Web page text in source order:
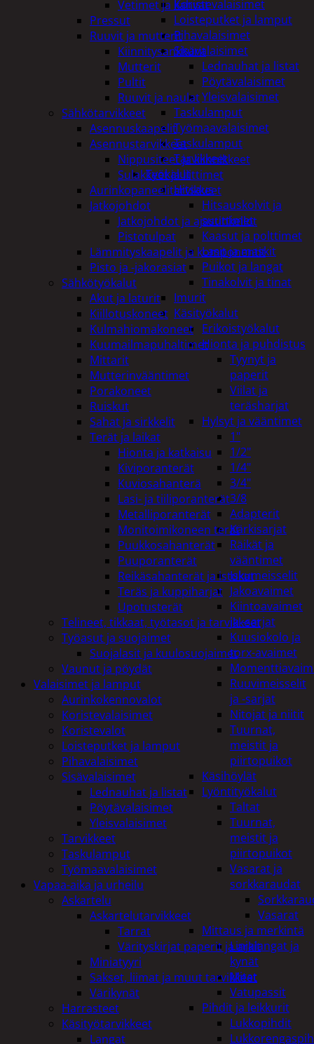
Koristevalaisimet
Loisteputket ja lamput
Pihavalaisimet
Sisävalaisimet
Lednauhat ja listat
Pöytävalaisimet
Yleisvalaisimet
Taskulamput
Työmaavalaisimet
Taskulamput
Tarvikkeet
Työkalut
Hitsaus
Hitsauskolvit ja
suuttimet
Kaasut ja polttimet
Lasit ja maskit
Puikot ja langat
Tinakolvit ja tinat
Imurit
Käsityökalut
Erikoistyökalut
Hionta ja puhdistus
Tyynyt ja
paperit
Viilat ja
teräsharjat
Hylsyt ja vääntimet
1"
1/2"
1/4"
3/4"
3/8
Adapterit
Kärkisarjat
Räikät ja
vääntimet
Iskumeisselit
Jakoavaimet
Kiintoavaimet
ja -sarjat
Kuusiokolo ja
torx-avaimet
Ruuvimeisselit
ja -sarjat
Nitojat ja niitit
Tuurnat,
meistit ja
piirtopuikot
Käsihöylät
Lyöntityökalut
Taltat
Tuurnat,
meistit ja
piirtopuikot
Vasarat ja
sorkkaraudat
Vasarat
Mittaus ja merkintä
Linjalangat ja
kynät
Mitat
Vatupassit
Pihdit ja leikkurit
Lukkopihdit
Vetimet ja kahvat
Pressut
Ruuvit ja mutterit
Kiinnitysankkurit
Mutterit
Pultit
Ruuvit ja naulat
Sähkötarvikkeet
Asennuskaapelit
Asennustarvikkeet
Nippusiteet ja kiinnikkeet
Sulakkeet ja liittimet
Aurinkopaneelitarvikkeet
Jatkojohdot
Jatkojohdot ja ajastinkellot
Pistotulpat
Lämmityskaapelit ja komponentit
Pisto ja -jakorasiat
Sähkötyökalut
Akut ja laturit
Kiillotuskoneet
Kulmahiomakoneet
Kuumailmapuhaltimet
Mittarit
Mutterinvääntimet
Porakoneet
Ruiskut
Sahat ja sirkkelit
Terät ja laikat
Hionta ja katkaisu
Kiviporanterät
Kuviosahanterä
Lasi- ja tiiliporanterät
Metalliporanterät
Monitoimikoneen terät
Puukkosahanterät
Puuporanterät
Reikäsahanterät ja istukat
Teräs ja kuppiharjat
Upotusterät
Telineet, tikkaat, työtasot ja tarvikkeet
Työasut ja suojaimet
Suojalasit ja kuulosuojaimet
Vaunut ja pöydät
Valaisimet ja lamput
Aurinkokennovalot
Koristevalaisimet
Koristevalot
Loisteputket ja lamput
Pihavalaisimet
Sisävalaisimet
Lednauhat ja listat
Pöytävalaisimet
Yleisvalaisimet
Tarvikkeet
Taskulamput
Työmaavalaisimet
Vapaa-aika ja urheilu
Askartelu
Askartelutarvikkeet
Tarrat
Värityskirjat paperit ja arkit
Miniatyyri
Sakset, liimat ja muut tarvikkeet
Värikynät
Harrasteet
Käsityötarvikkeet
Langat